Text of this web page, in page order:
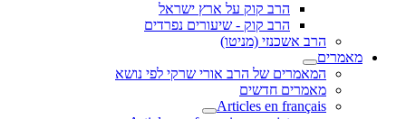
הרב קוק על ארץ ישראל
הרב קוק - שיעורים נפרדים
הרב אשכנזי (מניטו)
מאמרים
המאמרים של הרב אורי שרקי לפי נושא
מאמרים חדשים
Articles en français